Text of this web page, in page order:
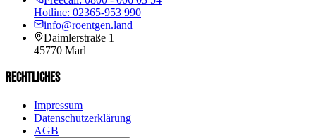
Hotline: 02365-953 990
info@roentgen.land
Daimlerstraße 1
45770 Marl
RECHTLICHES
Impressum
Datenschutzerklärung
AGB